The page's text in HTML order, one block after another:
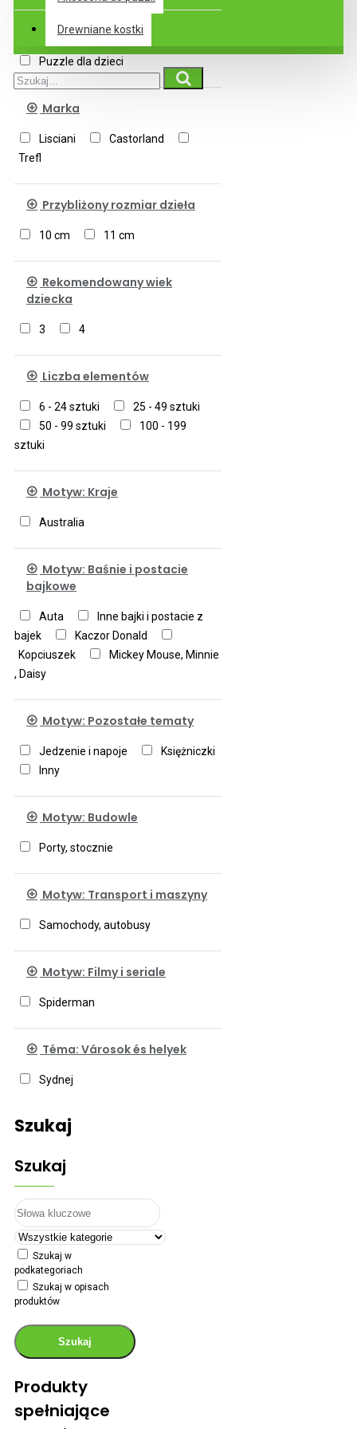
Drewniane kostki
Podkategorie
Puzzle dla dzieci
Marka
Lisciani
Castorland
Trefl
Przybliżony rozmiar dzieła
10 cm 11 cm
Rekomendowany wiek
dziecka
3 4
Liczba elementów
6 - 24 sztuki
25 - 49 sztuki
50 - 99 sztuki
100 - 199
sztuki
Motyw: Kraje
Australia
Motyw: Baśnie i postacie
bajkowe
Auta
Inne bajki i postacie z
bajek
Kaczor Donald
Kopciuszek
Mickey Mouse, Minnie
, Daisy
Motyw: Pozostałe tematy
Jedzenie i napoje
Księżniczki
Inny
Motyw: Budowle
Porty, stocznie
Motyw: Transport i maszyny
Samochody, autobusy
Motyw: Filmy i seriale
Spiderman
Téma: Városok és helyek
Sydnej
Szukaj
Szukaj
Szukaj w
podkategoriach
Szukaj w opisach
produktów
Szukaj
Produkty
spełniające